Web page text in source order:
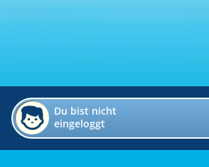
Du bist nicht
eingeloggt